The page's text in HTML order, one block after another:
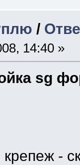
/
14:40 »
sg
-